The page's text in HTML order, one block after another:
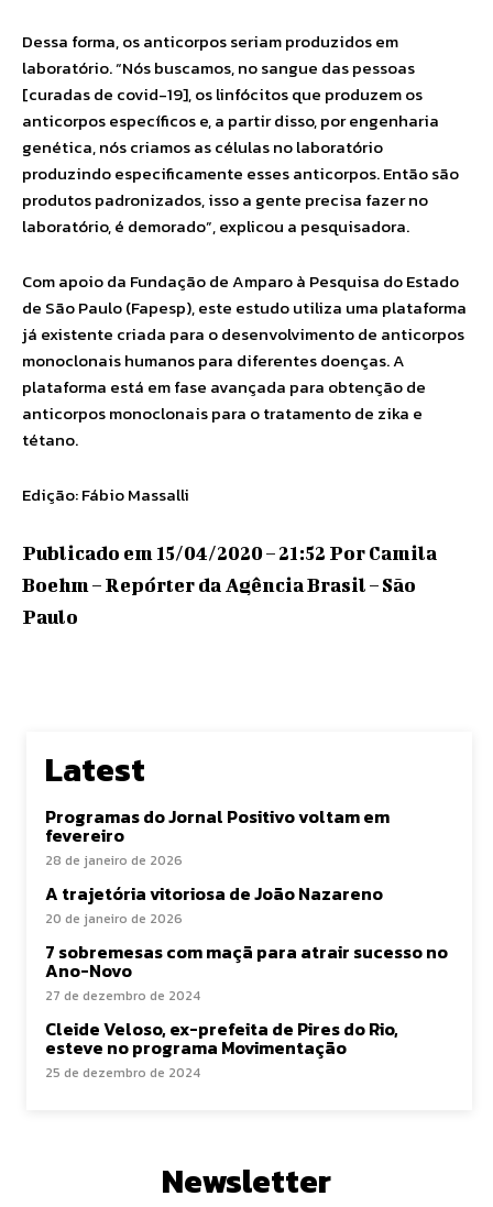
Dessa forma, os anticorpos seriam produzidos em
laboratório. “Nós buscamos, no sangue das pessoas
[curadas de covid-19], os linfócitos que produzem os
anticorpos específicos e, a partir disso, por engenharia
genética, nós criamos as células no laboratório
produzindo especificamente esses anticorpos. Então são
produtos padronizados, isso a gente precisa fazer no
laboratório, é demorado”, explicou a pesquisadora.
Com apoio da Fundação de Amparo à Pesquisa do Estado
de São Paulo (Fapesp), este estudo utiliza uma plataforma
já existente criada para o desenvolvimento de anticorpos
monoclonais humanos para diferentes doenças. A
plataforma está em fase avançada para obtenção de
anticorpos monoclonais para o tratamento de zika e
tétano.
Edição: Fábio Massalli
Publicado em 15/04/2020 – 21:52 Por Camila
Boehm – Repórter da Agência Brasil – São
Paulo
Latest
Programas do Jornal Positivo voltam em
fevereiro
28 de janeiro de 2026
A trajetória vitoriosa de João Nazareno
20 de janeiro de 2026
7 sobremesas com maçã para atrair sucesso no
Ano-Novo
27 de dezembro de 2024
Cleide Veloso, ex-prefeita de Pires do Rio,
esteve no programa Movimentação
25 de dezembro de 2024
Newsletter